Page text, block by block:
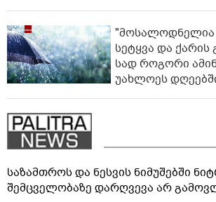
"მოსალოდნელია
სეტყვა და ქარის
სად როგორი
უახლოეს
საზამთროს და ნესვის ნიმუშებში
შემცველობაზე დარღვევა არ